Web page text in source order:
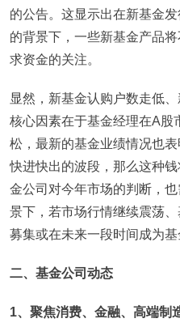
的公告。这显示出在新基金
的背景下，一些新基金产品
求资金的关注。
显然，新基金认购户数走低
核心因素在于基金经理在A股
松，最新的基金业绩情况也
快进快出的波段，那么这种
金公司对今年市场的判断，
景下，若市场行情继续震荡
募集或在未来一段时间成为基
二、基金公司动态
1、聚焦消费、金融、高端制